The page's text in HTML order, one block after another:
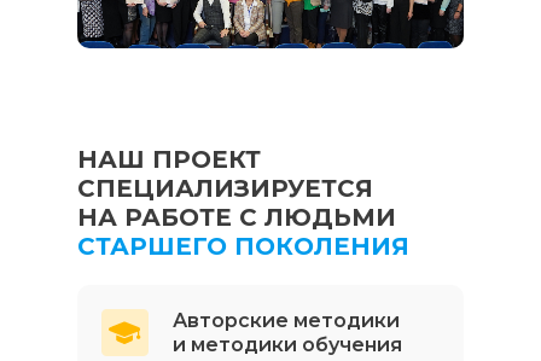
НАШ ПРОЕКТ
СПЕЦИАЛИЗИРУЕТСЯ
НА РАБОТЕ С ЛЮДЬМИ
СТАРШЕГО ПОКОЛЕНИЯ
Авторские методики
и методики обучения